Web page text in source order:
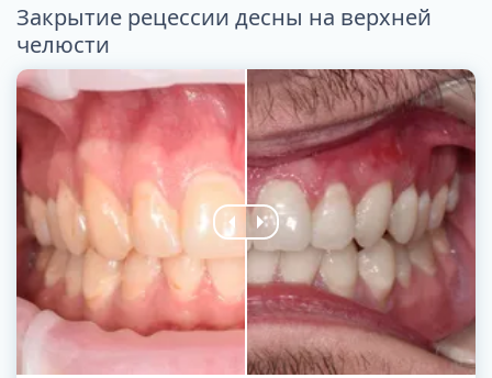
Закрытие рецессии десны на верхней
челюсти